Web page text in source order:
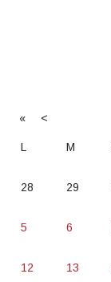
« <
L M
28 29
5 6
12 13